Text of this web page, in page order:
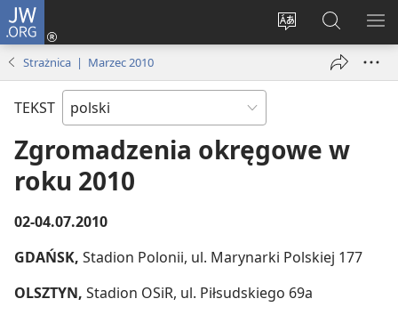
JW.ORG
Wybór
Logowanie
(opens
Szukaj
na
JW.ORG
Strażnica | Marzec 2010
TEKST
Zgromadzenia okręgowe w
roku 2010
02-04.07.2010
GDAŃSK, Stadion Polonii, ul. Marynarki Polskiej 177
OLSZTYN, Stadion OSiR, ul. Piłsudskiego 69a